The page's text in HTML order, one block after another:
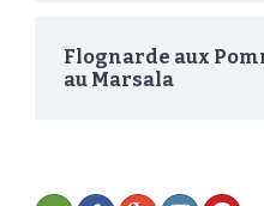
Flognarde aux
au Marsala